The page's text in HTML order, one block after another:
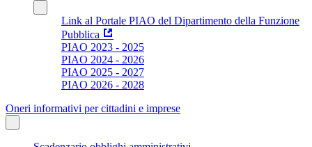
Link al Portale PIAO del Dipartimento della Funzione
Pubblica
PIAO 2023 - 2025
PIAO 2024 - 2026
PIAO 2025 - 2027
PIAO 2026 - 2028
Oneri informativi per cittadini e imprese